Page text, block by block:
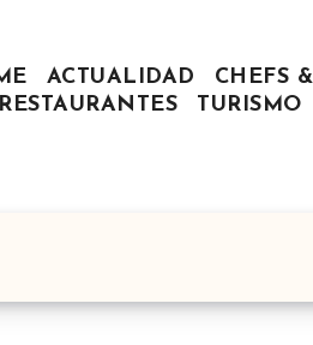
ACTUALIDAD CHEFS
RESTAURANTES
TURISMO